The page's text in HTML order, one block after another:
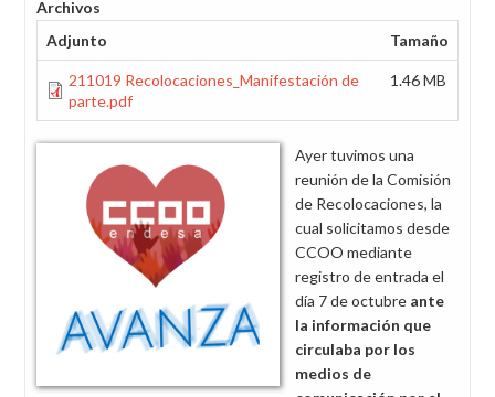
Archivos
Adjunto
Tamaño
211019 Recolocaciones_Manifestación de
parte.pdf
1.46 MB
Ayer tuvimos una
reunión de la Comisión
de Recolocaciones, la
cual solicitamos desde
CCOO mediante
registro de entrada el
día 7 de octubre ante
la información que
circulaba por los
medios de